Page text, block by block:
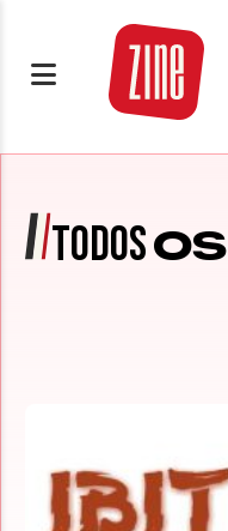
TODOSOS